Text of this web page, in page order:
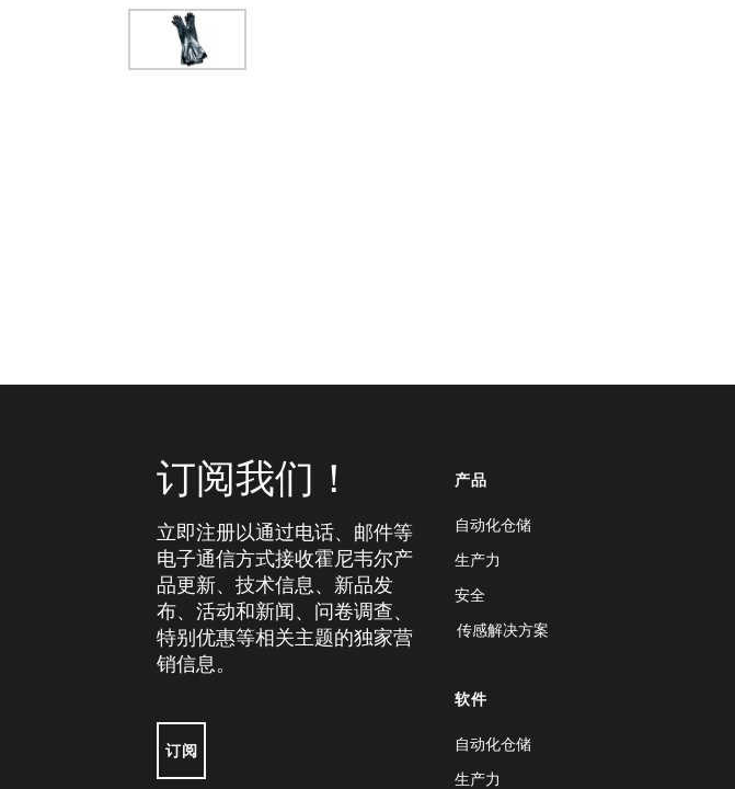
订阅我们！
立即注册以通过电话、邮件等
电子通信方式接收霍尼韦尔产
品更新、技术信息、新品发
布、活动和新闻、问卷调查、
特别优惠等相关主题的独家营
销信息。
订阅
产品
自动化仓储
生产力
安全
传感解决方案
软件
自动化仓储
生产力